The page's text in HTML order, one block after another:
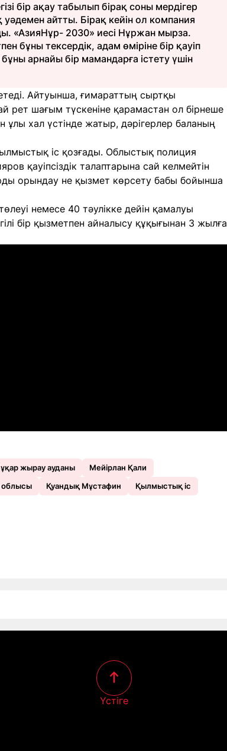
бір ақау табылып бірақ соны мердігер
уәдемен айтты. Бірақ кейін ол компания
«АзияНұр- 2030» иесі Нұржан мырза.
бұны тексердік, адам өміріне бір қауіп
арнайы бір мамандарға істету үшін
Айтуынша, ғимараттың сыртқы
рет шағым түскеніне қарамастан ол бірнеше
хал үстінде жатыр, дәрігерлер баланың
іс қозғады. Облыстық полиция
қауіпсіздік талаптарына сай келмейтін
орындау не қызмет көрсету бабы бойынша
немесе 40 тәулікке дейін қамалуы
бір қызметпен айналысу құқығынан 3 жылға
жырау ауданы
Мейірлан Қали
облысы Қуандық Мұстафин Қылмыстық іс
Үстіге